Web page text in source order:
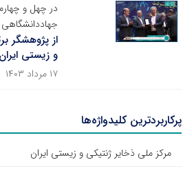
در چهل و
جهاددانشگاهی
از پژوهشگر
و زیستی
۱۷ مرداد ۱۴۰۳
پرکاربردترین کلیدواژه‌ها
مرکز ملی ذخایر ژنتیکی و زیستی ایران